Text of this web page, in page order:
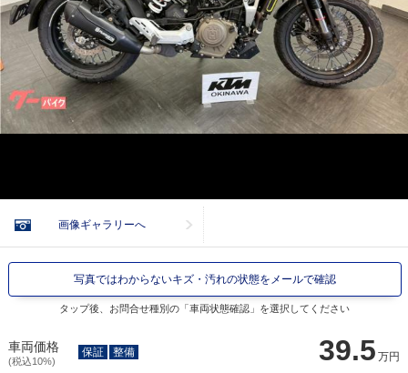
画像ギャラリーへ
写真ではわからないキズ・汚れの状態をメールで確認
タップ後、お問合せ種別の「車両状態確認」を選択してください
車両価格
(税込10%) 39.5 万円
保証 整備